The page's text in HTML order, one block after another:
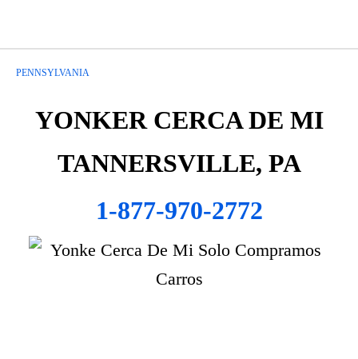
PENNSYLVANIA
YONKER CERCA DE MI
TANNERSVILLE, PA
1-877-970-2772